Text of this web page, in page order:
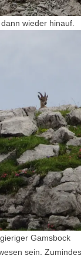
wieder hinauf.
Gamsbock
sein.